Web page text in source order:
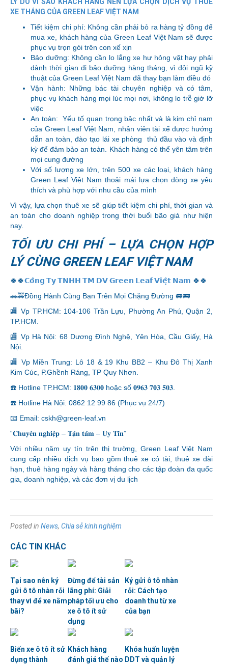
XE THÁNG CỦA GREEN LEAF VIỆT NAM
Tiết kiệm chi phí: Không cần phải bỏ ra hàng tỷ đồng để
mua xe, khách hàng của Green Leaf Việt Nam sẽ được
phục vụ trọn gói trên con xế xịn
Bảo dưỡng: Không cần lo lắng xe hư hỏng vặt hay phải
dành thời gian đi bảo dưỡng hàng tháng, vì đội ngũ kỹ
thuật của Green Leaf Việt Nam đã thay bạn làm điều đó
Vận hành: Những bác tài chuyên nghiệp và có tâm,
phục vụ khách hàng mọi lúc mọi nơi, không lo trễ giờ lỡ
việc
An toàn: Yếu tố quan trọng bậc nhất và là kim chỉ nam
của Green Leaf Việt Nam, nhân viên tài xế được hướng
dẫn an toàn, đào tạo lái xe phòng thủ đầu vào và định
kỳ để đảm bảo an toàn. Khách hàng có thể yên tâm trên
mọi cung đường
Với số lượng xe lớn, trên 500 xe các loại, khách hàng
Green Leaf Việt Nam thoải mái lựa chọn dòng xe yêu
thích và phù hợp với nhu cầu của mình
Vì vậy, lựa chọn thuê xe sẽ giúp tiết kiệm chi phí, thời gian và
an toàn cho doanh nghiệp trong thời buổi bão giá như hiện
nay.
TỐI ƯU CHI PHÍ – LỰA CHỌN HỢP
LÝ CÙNG GREEN LEAF VIỆT NAM
🍀🍀𝗖𝗼̂𝗻𝗴 𝗧𝘆 𝗧𝗡𝗛𝗛 𝗧𝗠 𝗗𝗩 𝗚𝗿𝗲𝗲𝗻 𝗟𝗲𝗮𝗳 𝗩𝗶𝗲̣̂𝘁 𝗡𝗮𝗺 🍀🍀
🚗🚕Đồng Hành Cùng Bạn Trên Mọi Chặng Đường 🚐🚌
🏬 Vp TP.HCM: 104-106 Trần Lựu, Phường An Phú, Quận 2,
TP.HCM.
🏬 Vp Hà Nội: 68 Dương Đình Nghệ, Yên Hòa, Cầu Giấy, Hà
Nội.
🏬 Vp Miền Trung: Lô 18 & 19 Khu BB2 – Khu Đô Thị Xanh
Kim Cúc, P.Ghềnh Ráng, TP Quy Nhơn.
☎️ Hotline TP.HCM: 𝟏𝟖𝟎𝟎 𝟔𝟑𝟎𝟎 hoặc số 𝟎𝟗𝟔𝟑 𝟕𝟎𝟑 𝟓𝟎𝟑.
☎️ Hotline Hà Nội: 0862 12 99 86 (Phục vụ 24/7)
📧 Email: cskh@green-leaf.vn
“𝐂𝐡𝐮𝐲𝐞̂𝐧 𝐧𝐠𝐡𝐢𝐞̣̂𝐩 – 𝐓𝐚̣̂𝐧 𝐭𝐚̂𝐦 – 𝐔𝐲 𝐓𝐢́𝐧”
Với nhiều năm uy tín trên thị trường, Green Leaf Việt Nam
cung cấp nhiều dịch vụ bao gồm thuê xe có tài, thuê xe dài
hạn, thuê hàng ngày và hàng tháng cho các tập đoàn đa quốc
gia, doanh nghiệp, và các đơn vị du lịch
Posted in News, Chia sẻ kinh nghiệm
CÁC TIN KHÁC
Tại sao nên ký
gửi ô tô nhàn rỗi
thay vì để xe nằm
bãi?
Đừng để tài sản
lãng phí: Giải
pháp tối ưu cho
xe ô tô ít sử
dụng
Ký gửi ô tô nhàn
rỗi: Cách tạo
doanh thu từ xe
của bạn
Biến xe ô tô ít sử
dụng thành
Khách hàng
đánh giá thế nào
Khóa huấn luyện
DDT và quản lý